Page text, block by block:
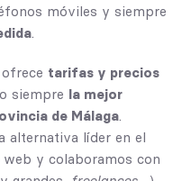
móviles y siempre
.
tarifas y precios
siempre la mejor
de Málaga.
alternativa líder en el
y colaboramos con